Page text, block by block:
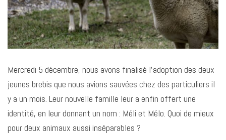
Mercredi 5 décembre, nous avons finalisé l’adoption des deux
jeunes brebis que nous avions sauvées chez des particuliers il
y a un mois. Leur nouvelle famille leur a enfin offert une
identité, en leur donnant un nom : Méli et Mélo. Quoi de mieux
pour deux animaux aussi inséparables ?